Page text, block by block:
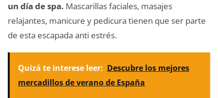
un día de spa. Mascarillas faciales, masajes
relajantes, manicure y pedicura tienen que ser parte
de esta escapada anti estrés.
Quizá te interese leer: Descubre los mejores
mercadillos de verano de España